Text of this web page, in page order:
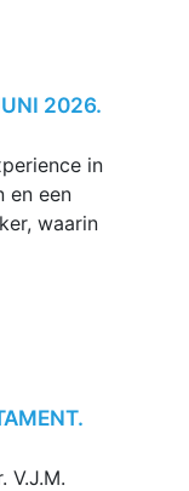
2026.
in
en een
waarin
V.J.M.